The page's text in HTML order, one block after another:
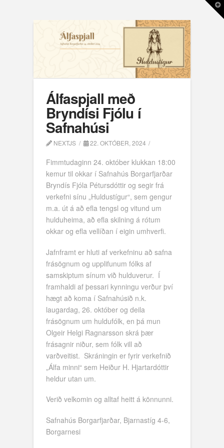
Álfaspjall með
Bryndísi Fjólu í
Safnahúsi
NEXTJS 22. OKTÓBER, 2024
Fimmtudaginn 24. október klukkan 18:00
kemur til okkar í Safnahús Borgarfjarðar
Bryndís Fjóla Pétursdóttir og segir frá
verkefni sínu „Huldustígur“, sem gengur
m.a. út á að efla tengsl og vitund um
hulduheima, að efla skilning á rótum
okkar og efla vellíðan í eigin umhverfi.
Jafnframt er hluti af verkefninu að safna
frásögnum og upplifunum fólks af
samskiptum sínum við hulduverur. Í
framhaldi af þessari kynningu verður því
hægt að koma í Safnahúsið n.k.
laugardag, 26. október og deila
frásögnum um huldufólk, en þá mun
Olgeir Helgi Ragnarsson skrá þær
frásagnir niður, sem fólk vill að
varðveitist. Skráningin er fyrir verkefnið
„Álfa minni“ sem Heiður H. Hjartardóttir
heldur utan um.
Verið velkomin og alltaf heitt á könnunni.
Safnahús Borgarfjarðar, Bjarnastíg 4-6,
Borgarnesi